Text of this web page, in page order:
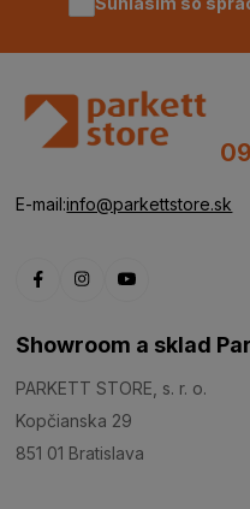
E-mail:info@parkettstore.sk
Showroom a sklad
PARKETT STORE, s. r. o.
Kopčianska 29
851 01 Bratislava